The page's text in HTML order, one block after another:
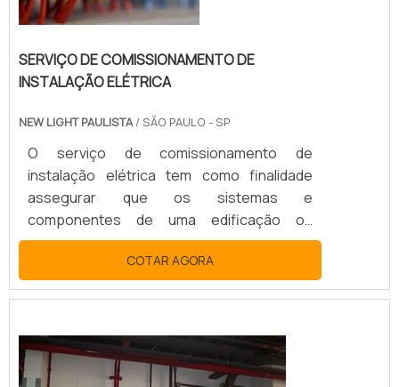
SERVIÇO DE COMISSIONAMENTO DE
INSTALAÇÃO ELÉTRICA
NEW LIGHT PAULISTA/ SÃO PAULO - SP
O serviço de comissionamento de
instalação elétrica tem como finalidade
assegurar que os sistemas e
componentes de uma edificação ou
unidade industrial estejam projetados,
instalados, testados, operados e mantidos
de acordo com as necessidades e
proprietário.SAIBA MAIS INFORMAÇÕES
SOBRE O SERVIÇOAdicionalmente, quando
executado de forma planejada, estruturada
COTAR AGORA